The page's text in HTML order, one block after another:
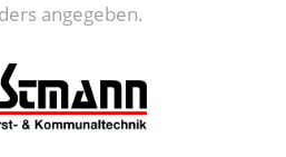
angegeben.